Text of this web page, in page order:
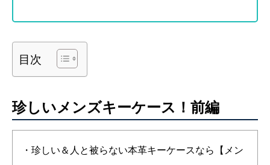
目次
珍しいメンズキーケース！前編
・珍しい＆人と被らない本革キーケースなら【メン